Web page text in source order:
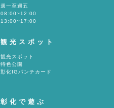
週一至週五
08:00~12:00
13:00~17:00
観光スポット
観光スポット
特色公園
彰化IGパンチカード
彰化で遊ぶ